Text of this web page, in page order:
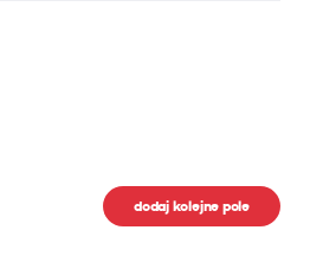
dodaj kolejne pole